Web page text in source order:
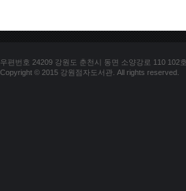
우편번호 24209 강원도 춘천시 동면 소양강로 110 102
Copyright © 2015 강원점자도서관. All rights reserved.